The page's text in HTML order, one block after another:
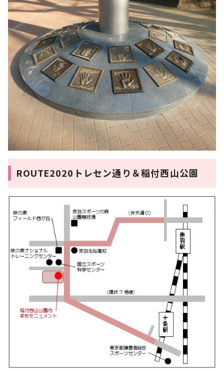
ROUTE2020トレセン通り＆稲付西山公園